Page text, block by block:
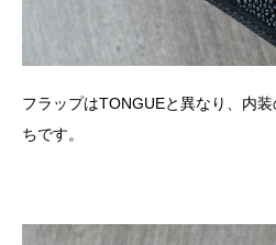
フラップはTONGUEと異なり、内
ちです。